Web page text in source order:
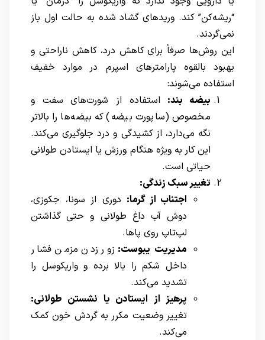
“ریشه‌کن” کند. وریدهای گشاد شده به حالت اول باز
نمی‌گردند.
این روش‌ها صرفاً برای کاهش درد، کاهش ناراحتی و
بهبود بالقوه پارامترهای اسپرم در موارد خفیف
استفاده می‌شوند:
بیضه بند: استفاده از شورت‌های سفت و
مخصوص (ساپورت بیضه) که بیضه‌ها را بالاتر
نگه می‌دارد، از کشیدگی و درد جلوگیری می‌کند.
این کار به ویژه هنگام ورزش یا ایستادن طولانی
حیاتی است.
تغییر سبک زندگی:
اجتناب از گرما: دوری از سونا، جکوزی،
دوش آب داغ طولانی و حتی گذاشتن
لپ‌تاپ روی پاها.
مدیریت یبوست: زور زدن مزمن فشار
داخل شکم را بالا برده و واریکوسل را
تشدید می‌کند.
پرهیز از ایستادن یا نشستن طولانی:
تغییر وضعیت مکرر به گردش خون کمک
می‌کند.